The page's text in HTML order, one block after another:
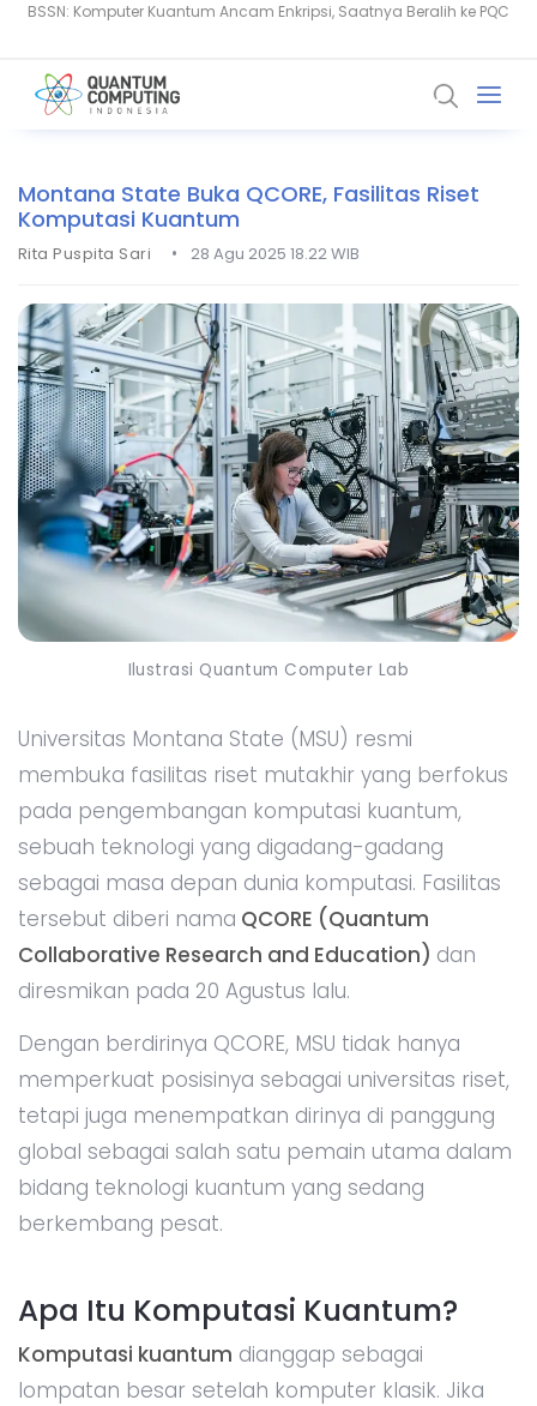
Montana State Buka QCORE, Fasilitas Riset
Komputasi Kuantum
Rita Puspita Sari • 28 Agu 2025 18.22 WIB
Ilustrasi Quantum Computer Lab
Universitas Montana State (MSU) resmi
membuka fasilitas riset mutakhir yang berfokus
pada pengembangan komputasi kuantum,
sebuah teknologi yang digadang-gadang
sebagai masa depan dunia komputasi. Fasilitas
tersebut diberi nama QCORE (Quantum
Collaborative Research and Education) dan
diresmikan pada 20 Agustus lalu.
Dengan berdirinya QCORE, MSU tidak hanya
memperkuat posisinya sebagai universitas riset,
tetapi juga menempatkan dirinya di panggung
global sebagai salah satu pemain utama dalam
bidang teknologi kuantum yang sedang
berkembang pesat.
Apa Itu Komputasi Kuantum?
Komputasi kuantum dianggap sebagai
lompatan besar setelah komputer klasik. Jika